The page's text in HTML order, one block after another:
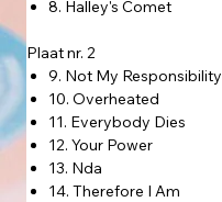
8. Halley's Comet
Plaat nr. 2
9. Not My Responsibility
10. Overheated
11. Everybody Dies
12. Your Power
13. Nda
14. Therefore I Am